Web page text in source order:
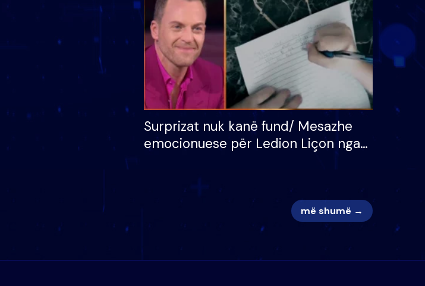
të fituar çmimin e madh
apo jo?
Surprizat nuk kanë fund/ Mesazhe
emocionuese për Ledion Liçon nga
më shumë →